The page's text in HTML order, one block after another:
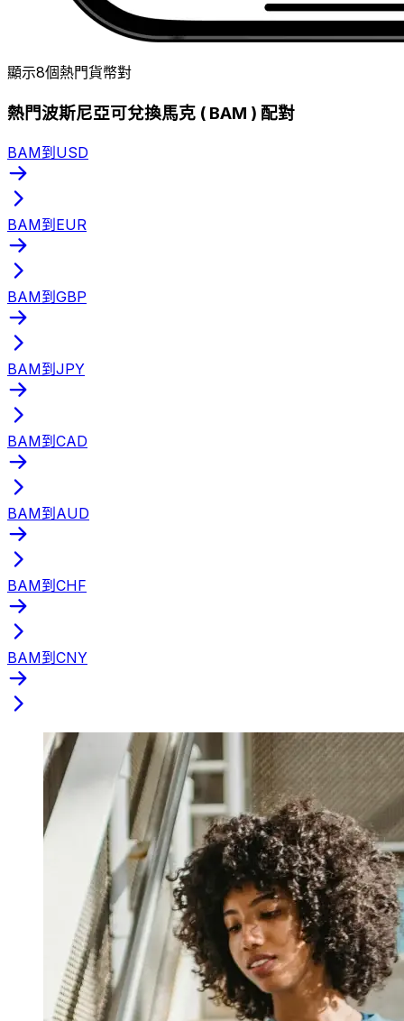
顯示8個熱門貨幣對
熱門波斯尼亞可兌換馬克 ( BAM ) 配對
BAM到USD
BAM到EUR
BAM到GBP
BAM到JPY
BAM到CAD
BAM到AUD
BAM到CHF
BAM到CNY